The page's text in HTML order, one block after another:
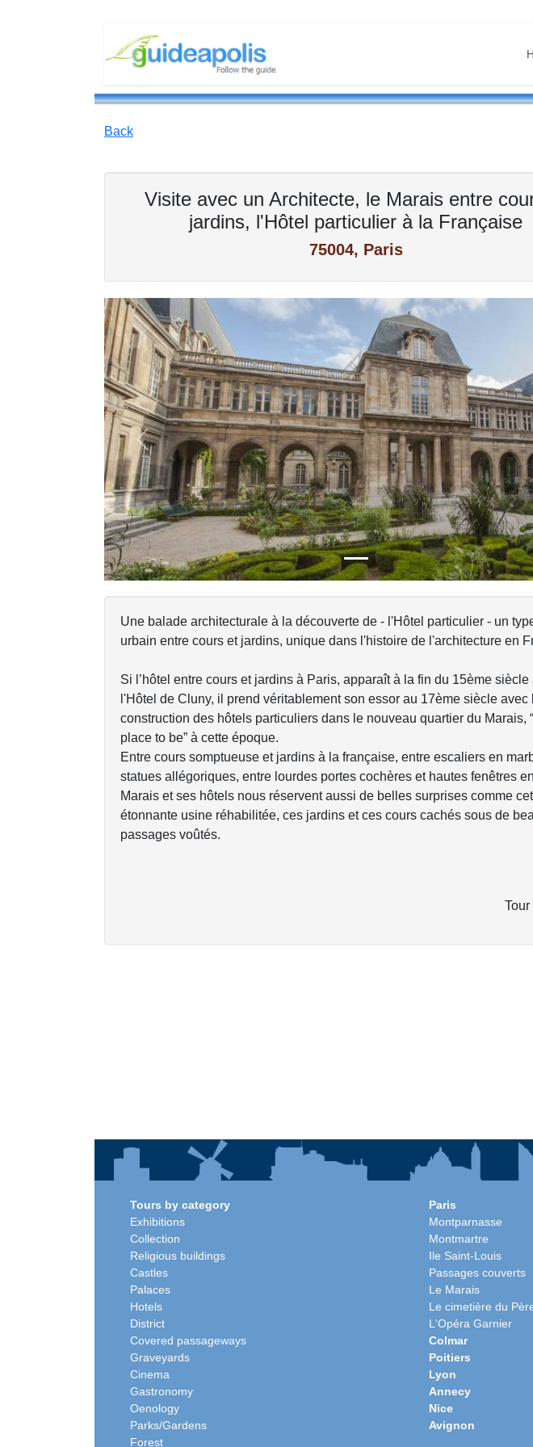
Back
Visite avec un Architecte, le Marais entre
jardins, l'Hôtel particulier à la Française
75004, Paris
Previous
Une balade architecturale à la découverte de - l'Hôtel particulier - un
urbain entre cours et jardins, unique dans l'histoire de l'architecture en
Si l’hôtel entre cours et jardins à Paris, apparaît à la fin du 15ème siècle
l'Hôtel de Cluny, il prend véritablement son essor au 17ème siècle avec
construction des hôtels particuliers dans le nouveau quartier du Marais,
place to be” à cette époque.
Entre cours somptueuse et jardins à la française, entre escaliers en
statues allégoriques, entre lourdes portes cochères et hautes fenêtres
Marais et ses hôtels nous réservent aussi de belles surprises comme
étonnante usine réhabilitée, ces jardins et ces cours cachés sous de
passages voûtés.
Tours by category
Exhibitions
Collection
Religious buildings
Castles
Palaces
Hotels
District
Covered passageways
Graveyards
Cinema
Gastronomy
Oenology
Parks/Gardens
Forest
Paris
Montparnasse
Montmartre
Ile Saint-Louis
Passages couverts
Le Marais
Le cimetière du
L'Opéra Garnier
Colmar
Poitiers
Lyon
Annecy
Nice
Avignon